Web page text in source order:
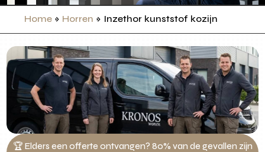
Home» Horren » Inzethor kunststof kozijn
🏆 Elders een offerte ontvangen? 80% van de gevallen zijn